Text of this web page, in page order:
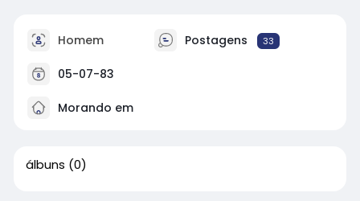
Homem Postagens 33
05-07-83
Morando em
álbuns (0)